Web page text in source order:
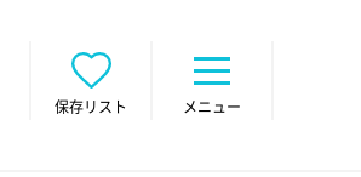
保存リスト メニュー